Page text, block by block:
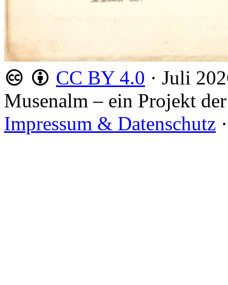
CC BY 4.0 · Juli
Musenalm – ein Projekt der
Impressum & Datenschutz ·